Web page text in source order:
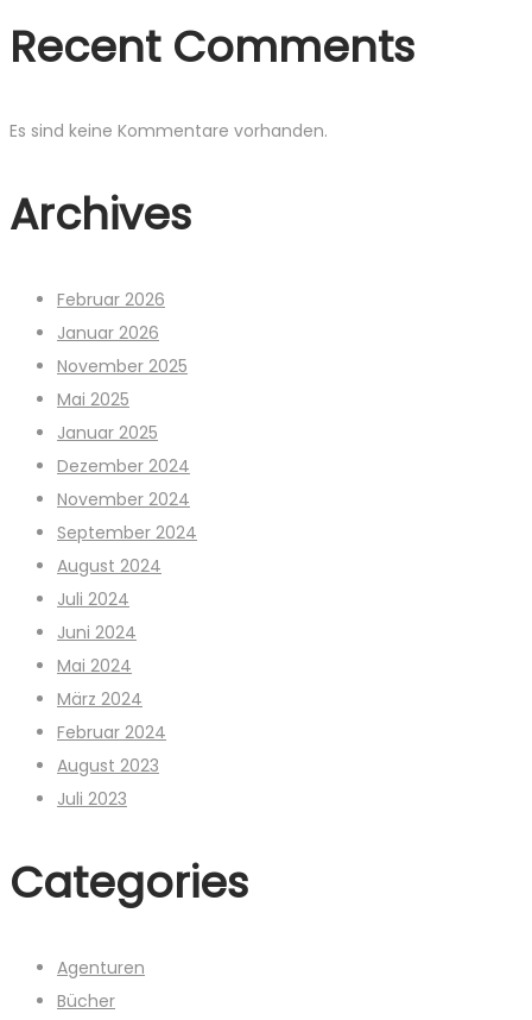
Recent Comments
Es sind keine Kommentare vorhanden.
Archives
Februar 2026
Januar 2026
November 2025
Mai 2025
Januar 2025
Dezember 2024
November 2024
September 2024
August 2024
Juli 2024
Juni 2024
Mai 2024
März 2024
Februar 2024
August 2023
Juli 2023
Categories
Agenturen
Bücher